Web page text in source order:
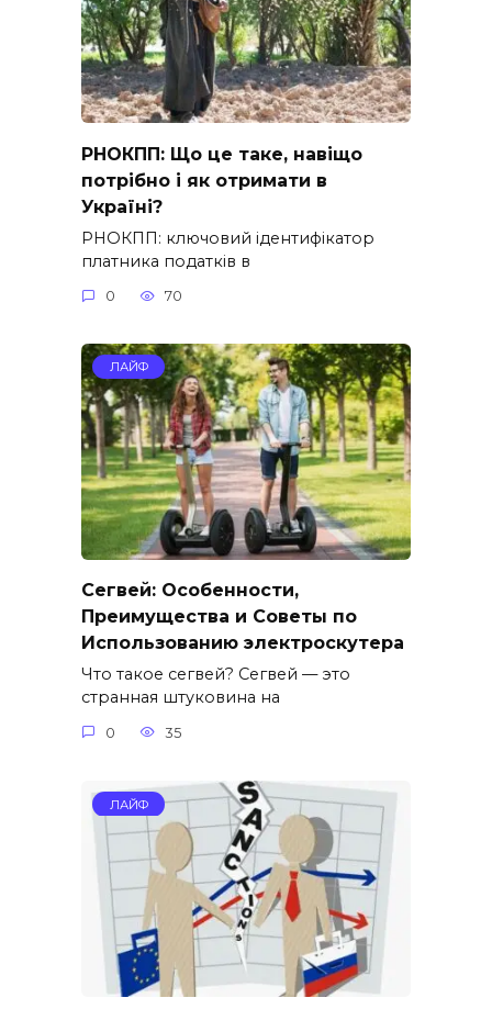
РНОКПП: Що це таке, навіщо
потрібно і як отримати в
Україні?
РНОКПП: ключовий ідентифікатор
платника податків в
0 70
ЛАЙФ
Сегвей: Особенности,
Преимущества и Советы по
Использованию электроскутера
Что такое сегвей? Сегвей — это
странная штуковина на
0 35
ЛАЙФ